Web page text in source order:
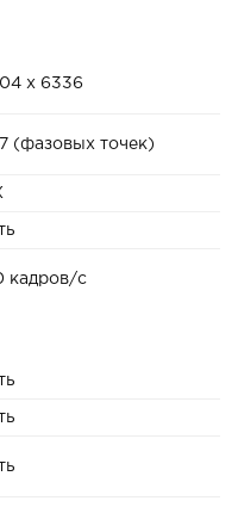
x 6336
(фазовых точек)
кадров/с